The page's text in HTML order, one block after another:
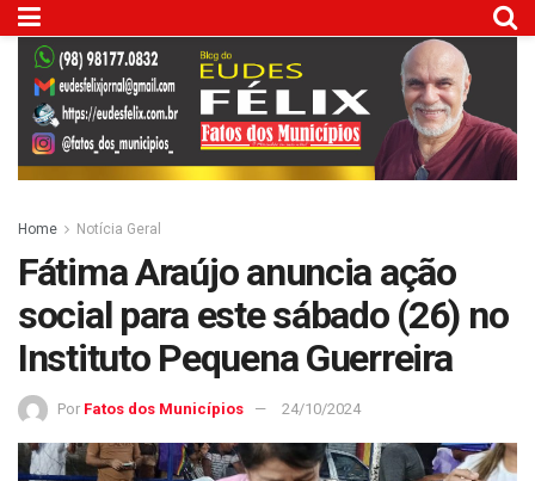
Home Notícia Geral
Fátima Araújo anuncia ação
social para este sábado (26) no
Instituto Pequena Guerreira
Por Fatos dos Municípios 24/10/2024